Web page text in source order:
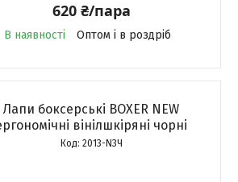
620 ₴/пара
В наявності Оптом і в роздріб
Лапи боксерські BOXER NEW
вінілшкіряні чорні
2013-N3Ч